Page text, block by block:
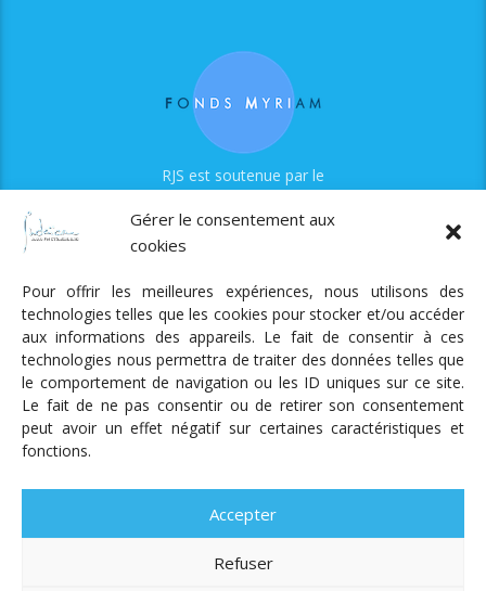
Gérer le consentement aux
cookies
Pour offrir les meilleures expériences, nous utilisons des
technologies telles que les cookies pour stocker et/ou accéder
aux informations des appareils. Le fait de consentir à ces
technologies nous permettra de traiter des données telles que
le comportement de navigation ou les ID uniques sur ce site.
Le fait de ne pas consentir ou de retirer son consentement
peut avoir un effet négatif sur certaines caractéristiques et
fonctions.
Accepter
Refuser
RJS est soutenue par le
Radio Judaica Strasbourg
Tous droits réservés
RADIO JUDAÏCA
ÉMISSIONS ET GRILLE DES PROGRAMMES
PODCASTS
UN DON
ADHÉRER MENTIONS LÉGALES
RÉAL.